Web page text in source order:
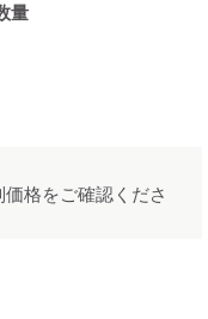
量
価格をご確認くださ